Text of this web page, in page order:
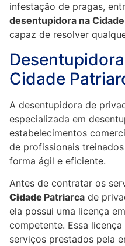
infestação de pragas,
desentupidora na
capaz de resolver
Cidade
A desentupidora de
especializada em
estabelecimentos
de profissionais
forma ágil e eficiente.
Antes de contratar os
Cidade Patriarca de
ela possui uma licença
competente. Essa
serviços prestados pela